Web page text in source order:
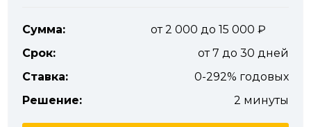
Сумма:
от 2 000 до 15 000
Срок:
от 7 до 30 дней
Ставка:
0-292% годовых
Решение:
2 минуты